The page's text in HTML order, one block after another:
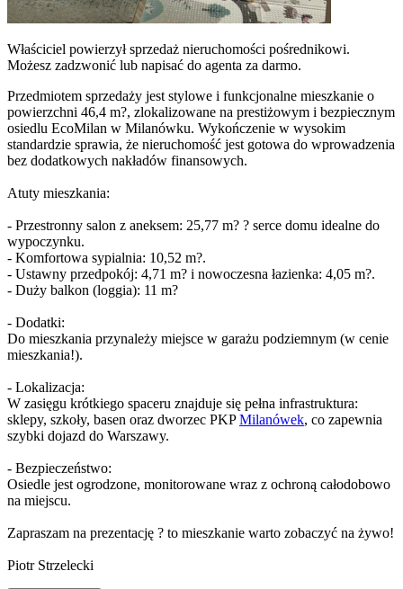
Właściciel powierzył sprzedaż nieruchomości pośrednikowi.
Możesz zadzwonić lub napisać do agenta za darmo.
Przedmiotem sprzedaży jest stylowe i funkcjonalne mieszkanie o
powierzchni 46,4 m?, zlokalizowane na prestiżowym i bezpiecznym
osiedlu EcoMilan w Milanówku. Wykończenie w wysokim
standardzie sprawia, że nieruchomość jest gotowa do wprowadzenia
bez dodatkowych nakładów finansowych.
Atuty mieszkania:
- Przestronny salon z aneksem: 25,77 m? ? serce domu idealne do
wypoczynku.
- Komfortowa sypialnia: 10,52 m?.
- Ustawny przedpokój: 4,71 m? i nowoczesna łazienka: 4,05 m?.
- Duży balkon (loggia): 11 m?
- Dodatki:
Do mieszkania przynależy miejsce w garażu podziemnym (w cenie
mieszkania!).
- Lokalizacja:
W zasięgu krótkiego spaceru znajduje się pełna infrastruktura:
sklepy, szkoły, basen oraz dworzec PKPMilanówek, co zapewnia
szybki dojazd do Warszawy.
- Bezpieczeństwo:
Osiedle jest ogrodzone, monitorowane wraz z ochroną całodobowo
na miejscu.
Zapraszam na prezentację ? to mieszkanie warto zobaczyć na żywo!
Piotr Strzelecki